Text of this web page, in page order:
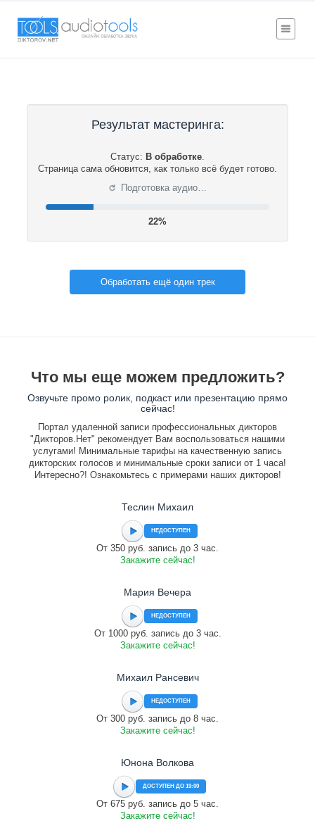
Результат мастеринга:
Статус: В обработке.
Страница сама обновится, как только всё будет готово.
⟳ Подготовка аудио…
22%
Обработать ещё один трек
Что мы еще можем предложить?
Озвучьте промо ролик, подкаст или презентацию прямо
сейчас!
Портал удаленной записи профессиональных дикторов
"Дикторов.Нет" рекомендует Вам воспользоваться нашими
услугами! Минимальные тарифы на качественную запись
дикторских голосов и минимальные сроки записи от 1 часа!
Интересно?! Ознакомьтесь с примерами наших дикторов!
Теслин Михаил
НЕДОСТУПЕН
От 350 руб. запись до 3 час.
Закажите сейчас!
Мария Вечера
НЕДОСТУПЕН
От 1000 руб. запись до 3 час.
Закажите сейчас!
Михаил Рансевич
НЕДОСТУПЕН
От 300 руб. запись до 8 час.
Закажите сейчас!
Юнона Волкова
ДОСТУПЕН ДО 19:00
От 675 руб. запись до 5 час.
Закажите сейчас!